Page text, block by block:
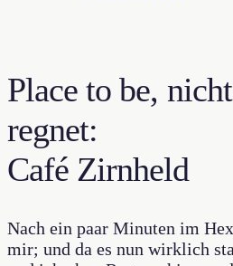
Place to be,
regnet:
Café Zirnheld
Nach ein paar Minuten im
mir; und da es nun wirklich